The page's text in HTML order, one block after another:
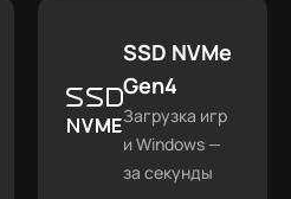
SSD NVMe
Gen4
Загрузка игр
и Windows —
за секунды